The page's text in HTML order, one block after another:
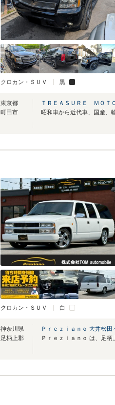
クロカン・ＳＵＶ 黒
東京都
町田市
ＴＲＥＡＳＵＲＥ ＭＯＴ
クロカン・ＳＵＶ 白
神奈川県
足柄上郡
Ｐｒｅｚｉａｎｏ 大井松田